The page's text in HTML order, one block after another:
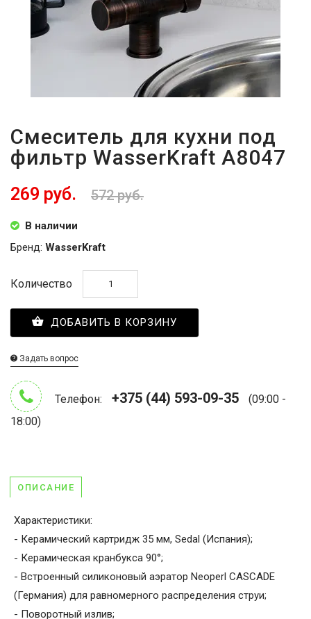
Смеситель для кухни под
фильтр WasserKraft A8047
269 руб. 572 руб.
В наличии
Бренд: WasserKraft
Количество
ДОБАВИТЬ В КОРЗИНУ
Задать вопрос
Телефон: +375 (44) 593-09-35
(09:00 -
18:00)
ОПИСАНИЕ
Характеристики:
- Керамический картридж 35 мм, Sedal (Испания);
- Керамическая кранбукса 90°;
- Встроенный силиконовый аэратор Neoperl CASCADE
(Германия) для равномерного распределения струи;
- Поворотный излив;